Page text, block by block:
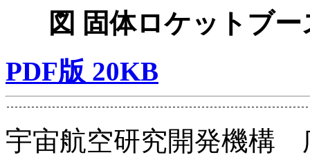
図 固体ロケットブ
PDF版 20KB
宇宙航空研究開発機構